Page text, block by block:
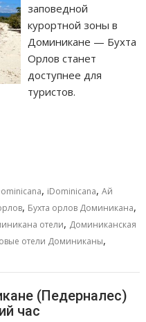
заповедной
курортной зоны в
Доминикане — Бухта
Орлов станет
доступнее для
туристов.
, iDominicana,Ай
, Бухта орлов Доминикана,
отели, Доминиканская
отели Доминиканы,
(Педерналес)
час